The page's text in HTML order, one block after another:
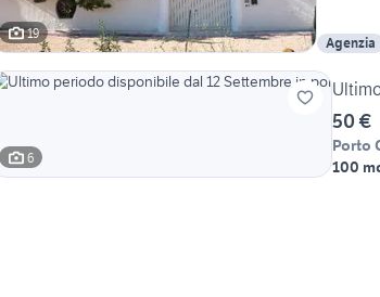
19
Agenzia
6
50 €
Porto
100